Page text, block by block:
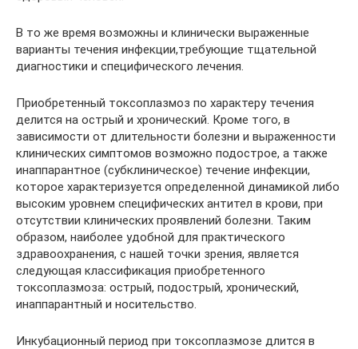
В то же время возможны и клинически выраженные
варианты течения инфекции,требующие тщательной
диагностики и специфического лечения.
Приобретенный токсоплазмоз по характеру течения
делится на острый и хронический. Кроме того, в
зависимости от длительности болезни и выраженности
клинических симптомов возможно подострое, а также
инаппарантное (субклиническое) течение инфекции,
которое характеризуется определенной динамикой либо
высоким уровнем специфических антител в крови, при
отсутствии клинических проявлений болезни. Таким
образом, наиболее удобной для практического
здравоохранения, с нашей точки зрения, является
следующая классификация приобретенного
токсоплазмоза: острый, подострый, хронический,
инаппарантный и носительство.
Инкубационный период при токсоплазмозе длится в